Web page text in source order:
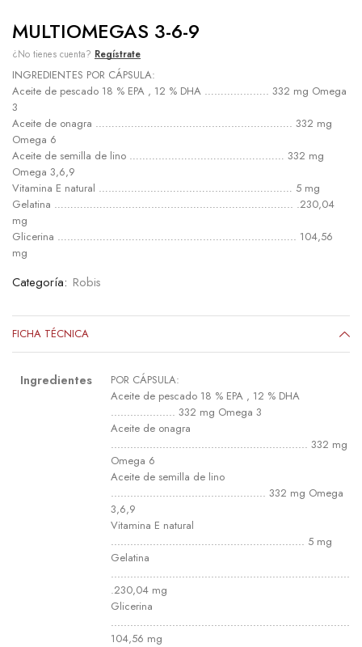
MULTIOMEGAS 3-6-9
¿No tienes cuenta? Regístrate
INGREDIENTES POR CÁPSULA:
Aceite de pescado 18 % EPA , 12 % DHA ……………….. 332 mg Omega
3
Aceite de onagra ……………………………………………………. 332 mg
Omega 6
Aceite de semilla de lino ………………………………………… 332 mg
Omega 3,6,9
Vitamina E natural …………………………………………………… 5 mg
Gelatina ……………………………………………………………….. .230,04
mg
Glicerina ……………………………………………………………….. 104,56
mg
Categoría: Robis
FICHA TÉCNICA
Ingredientes
POR CÁPSULA:
Aceite de pescado 18 % EPA , 12 % DHA
.................... 332 mg Omega 3
Aceite de onagra
............................................................. 332 mg
Omega 6
Aceite de semilla de lino
................................................ 332 mg Omega
3,6,9
Vitamina E natural
............................................................ 5 mg
Gelatina
..........................................................................
.230,04 mg
Glicerina
..........................................................................
104,56 mg